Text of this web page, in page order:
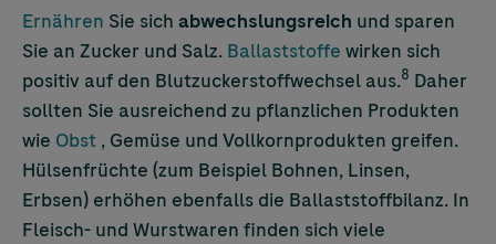
Ernähren Sie sich abwechslungsreich und sparen
Sie an Zucker und Salz. Ballaststoffe wirken sich
positiv auf den Blutzuckerstoffwechsel aus.8 Daher
sollten Sie ausreichend zu pflanzlichen Produkten
wie Obst , Gemüse und Vollkornprodukten greifen.
Hülsenfrüchte (zum Beispiel Bohnen, Linsen,
Erbsen) erhöhen ebenfalls die Ballaststoffbilanz. In
Fleisch- und Wurstwaren finden sich viele